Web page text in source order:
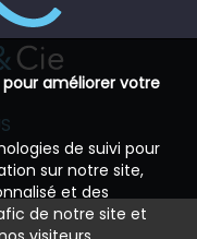
pour améliorer votre
de suivi pour
sur notre site,
et des
de notre site et